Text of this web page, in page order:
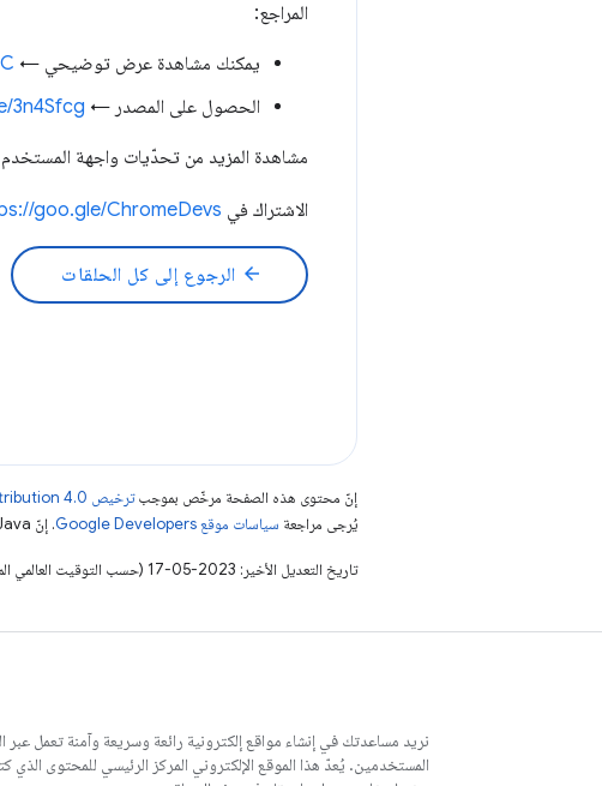
المراجع:
يمكنك مشاهدة عرض توضيحي ←
الحصول على المصدر ← 3n4Sfcg
مشاهدة المزيد من تحدّيات واجهة
الاشتراك في Google Chrome Developers ← goo.gle/ChromeDevs
arrow_back الرجوع إلى كل الحلقات
إنّ محتوى هذه الصفحة مرخّص بموجبترخيص Creative Commons Attribution 4.0‏
يُرجى مراجعة سياسات موقع Google Developers‏ . إنّ Java هي علامة تجارية مسجَّلة لشركة Oracle و/أو شركائها التابعين.
تاريخ التعديل الأخير: 2023-05-17 (حسب التوقيت العالمي المتفَّق عليه)
نريد مساعدتك في إنشاء مواقع إلكترونية رائعة وسريعة وآمنة تعمل